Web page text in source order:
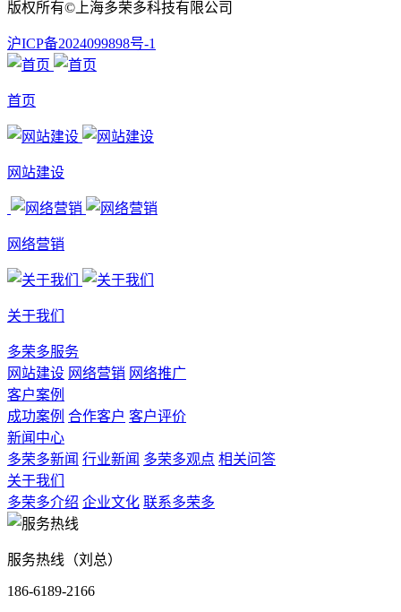
版权所有©上海多荣多科技有限公司
沪ICP备2024099898号-1
首页
网站建设
网络营销
关于我们
多荣多服务
网站建设 网络营销 网络推广
客户案例
成功案例 合作客户 客户评价
新闻中心
多荣多新闻 行业新闻 多荣多观点 相关问答
关于我们
多荣多介绍 企业文化 联系多荣多
服务热线（刘总）
186-6189-2166